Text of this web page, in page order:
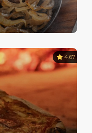
4.67